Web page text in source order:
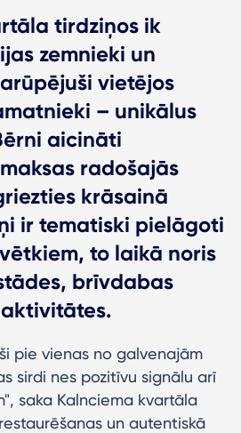
tirdziņos ik
zemnieki un
vietējos
– unikālus
aicināti
radošajās
krāsainā
ir tematiski pielāgoti
to laikā noris
brīvdabas
pie vienas no galvenajām
sirdi nes pozitīvu signālu arī
saka Kalnciema kvartāla
un autentiskā